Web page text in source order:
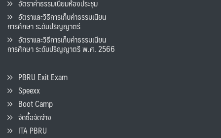
อัตราค่าธรรมเนียมห้องประชุม
อัตราและวิธีการเก็บค่าธรรมเนียน
การศึกษา ระดับปริญญาตรี
อัตราและวิธีการเก็บค่าธรรมเนียน
การศึกษา ระดับปริญญาตรี พ.ศ. 2566
PBRU Exit Exam
Speexx
Boot Camp
จัดซื้อจัดจ้าง
ITA PBRU